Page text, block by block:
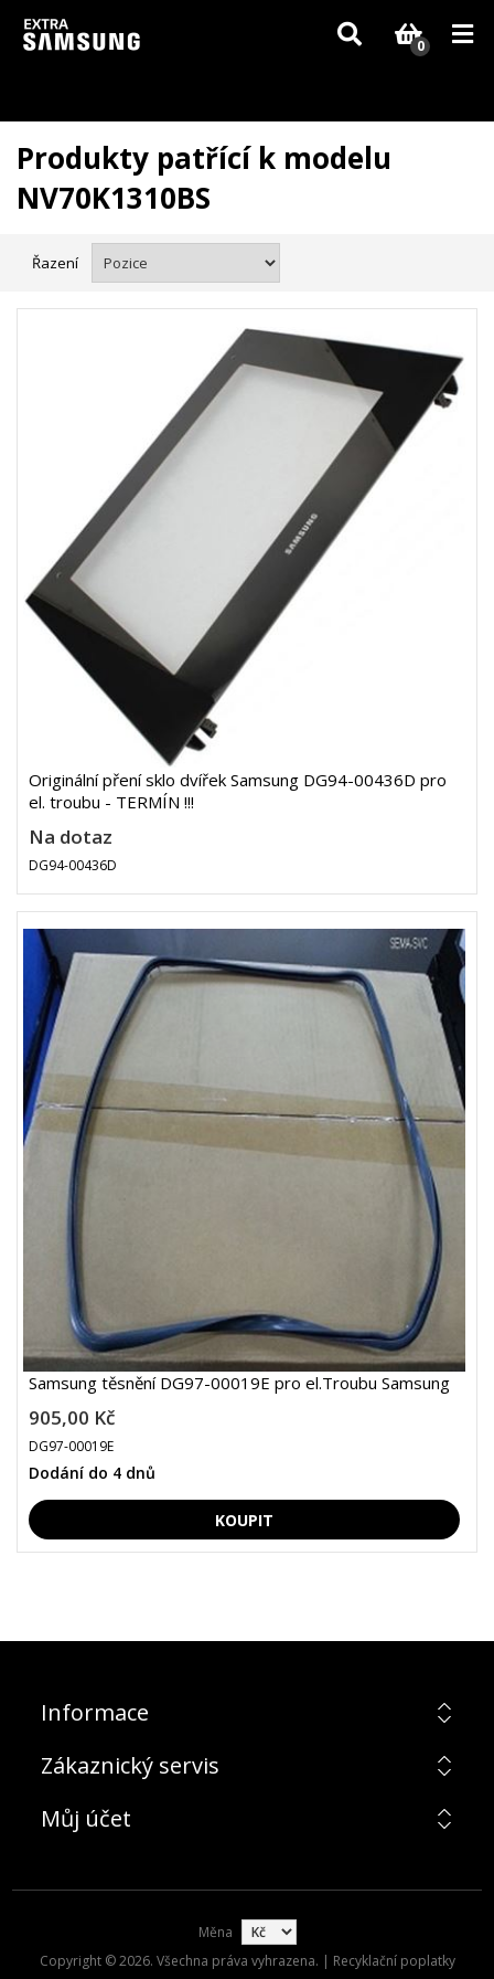
Vzhledem k aktuální situaci se může dodání dílů, které nejsou skladem,
zpozdit. Děkujeme za pochopení.
0
Produkty patřící k modelu
NV70K1310BS
Řazení
Originální pření sklo dvířek Samsung DG94-00436D pro
el. troubu - TERMÍN !!!
Na dotaz
DG94-00436D
Samsung těsnění DG97-00019E pro el.Troubu Samsung
905,00 Kč
DG97-00019E
Dodání do 4 dnů
Informace
Zákaznický servis
Můj účet
Měna
Copyright © 2026. Všechna práva vyhrazena. | Recyklační poplatky